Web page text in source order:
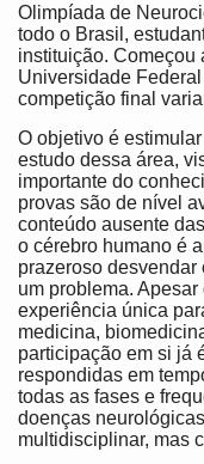
Olimpíada de
todo o Brasil,
instituição. Começou
Universidade
competição final
O objetivo é
estudo dessa área,
importante do
provas são de nível
conteúdo ausente
o cérebro humano é
prazeroso
um problema.
experiência única
medicina,
participação em si já
respondidas em
todas as fases e
doenças
multidisciplinar, mas